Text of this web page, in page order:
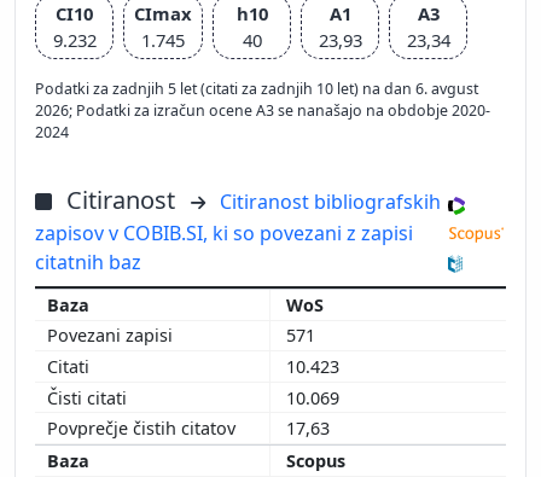
CI10
9.232
CImax
1.745
h10
40
A1
23,93
A3
23,34
Podatki za zadnjih 5 let (citati za zadnjih 10 let) na dan 6. avgust
2026; Podatki za izračun ocene A3 se nanašajo na obdobje 2020-
2024
Citiranost
Citiranost bibliografskih
zapisov v COBIB.SI, ki so povezani z zapisi
citatnih baz
WoS
571
10.423
10.069
17,63
Scopus